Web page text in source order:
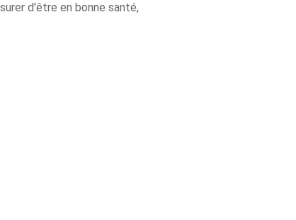
d'être en bonne santé,